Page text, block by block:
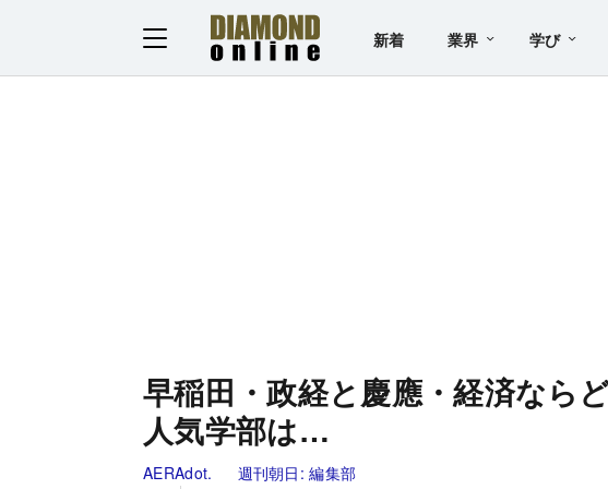
新着 業界 学び
早稲田・政経と慶應・経済な
人気学部は…
AERAdot. 週刊朝日:編集部